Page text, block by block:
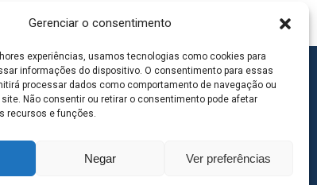
Gerenciar o consentimento
experiências, usamos tecnologias como cookies para
informações do dispositivo. O consentimento para essas
processar dados como comportamento de navegação ou
site. Não consentir ou retirar o consentimento pode afetar
recursos e funções.
Negar Ver preferências